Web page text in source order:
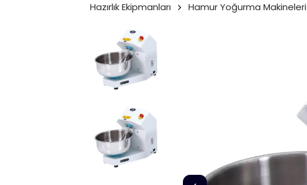
Hazırlık Ekipmanları Hamur Yoğurma Makineleri